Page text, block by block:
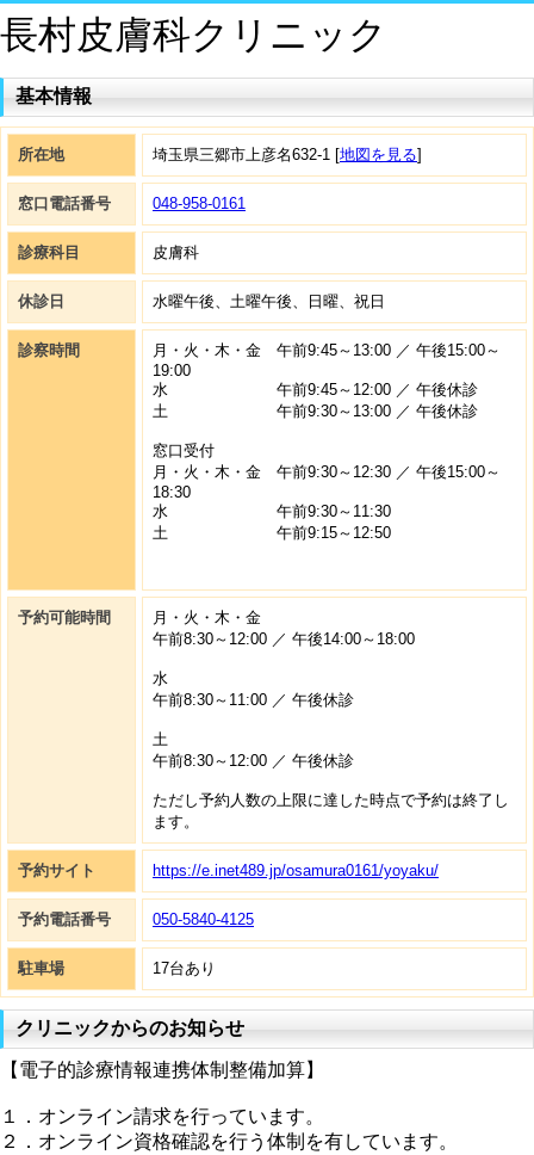
長村皮膚科クリニック
基本情報
所在地 埼玉県三郷市上彦名632-1 [地図を見る]
窓口電話番号 048-958-0161
診療科目 皮膚科
休診日 水曜午後、土曜午後、日曜、祝日
診察時間
月・火・木・金 午前9:45～13:00 ／ 午後15:00～
19:00
水 午前9:45～12:00 ／ 午後休診
土 午前9:30～13:00 ／ 午後休診
窓口受付
月・火・木・金 午前9:30～12:30 ／ 午後15:00～
18:30
水 午前9:30～11:30
土 午前9:15～12:50
予約可能時間
月・火・木・金
午前8:30～12:00 ／ 午後14:00～18:00
水
午前8:30～11:00 ／ 午後休診
土
午前8:30～12:00 ／ 午後休診
ただし予約人数の上限に達した時点で予約は終了し
ます。
予約サイト https://e.inet489.jp/osamura0161/yoyaku/
予約電話番号 050-5840-4125
駐車場 17台あり
クリニックからのお知らせ
【電子的診療情報連携体制整備加算】
１．オンライン請求を行っています。
２．オンライン資格確認を行う体制を有しています。